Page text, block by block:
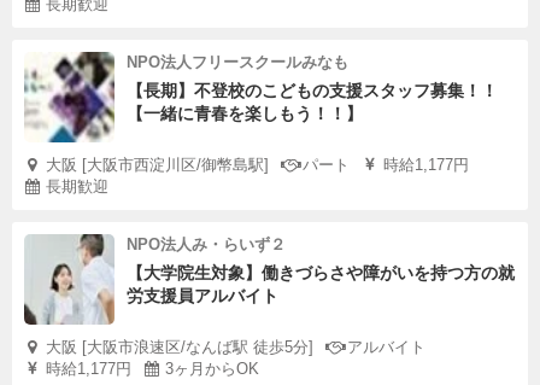
長期歓迎
NPO法人フリースクールみなも
【長期】不登校のこどもの支援スタッフ募集！！
【一緒に青春を楽しもう！！】
大阪 [大阪市西淀川区/御幣島駅] パート
時給1,177円
長期歓迎
NPO法人み・らいず２
【大学院生対象】働きづらさや障がいを持つ方の就
労支援員アルバイト
大阪 [大阪市浪速区/なんば駅 徒歩5分]
アルバイト
時給1,177円
3ヶ月からOK